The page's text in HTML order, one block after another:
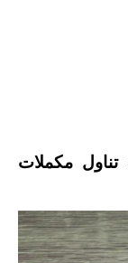
تناول مكملات